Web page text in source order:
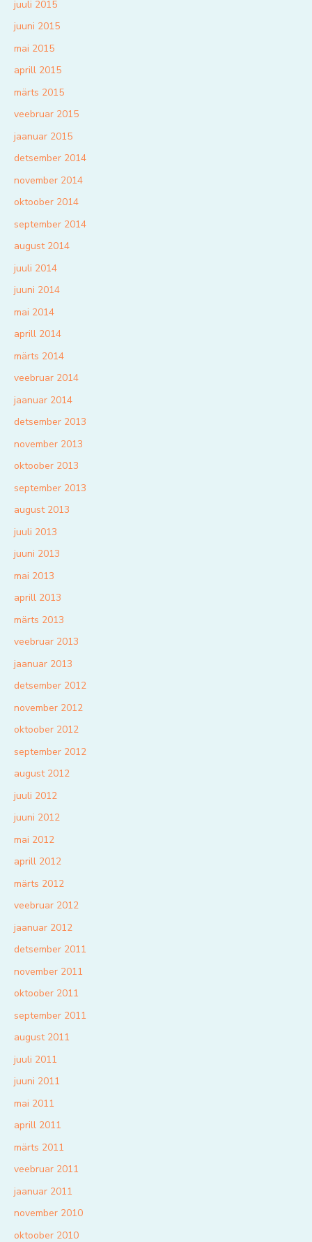
juuli 2015
juuni 2015
mai 2015
aprill 2015
märts 2015
veebruar 2015
jaanuar 2015
detsember 2014
november 2014
oktoober 2014
september 2014
august 2014
juuli 2014
juuni 2014
mai 2014
aprill 2014
märts 2014
veebruar 2014
jaanuar 2014
detsember 2013
november 2013
oktoober 2013
september 2013
august 2013
juuli 2013
juuni 2013
mai 2013
aprill 2013
märts 2013
veebruar 2013
jaanuar 2013
detsember 2012
november 2012
oktoober 2012
september 2012
august 2012
juuli 2012
juuni 2012
mai 2012
aprill 2012
märts 2012
veebruar 2012
jaanuar 2012
detsember 2011
november 2011
oktoober 2011
september 2011
august 2011
juuli 2011
juuni 2011
mai 2011
aprill 2011
märts 2011
veebruar 2011
jaanuar 2011
november 2010
oktoober 2010